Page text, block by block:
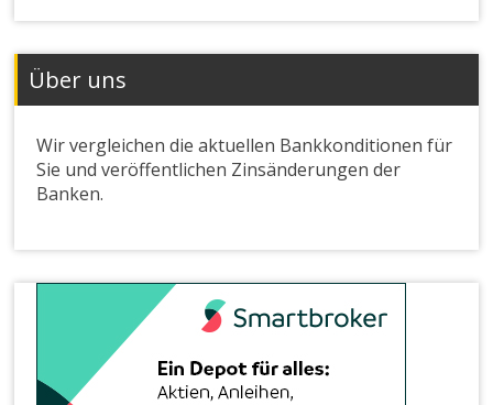
Über uns
Wir vergleichen die aktuellen Bankkonditionen für
Sie und veröffentlichen Zinsänderungen der
Banken.